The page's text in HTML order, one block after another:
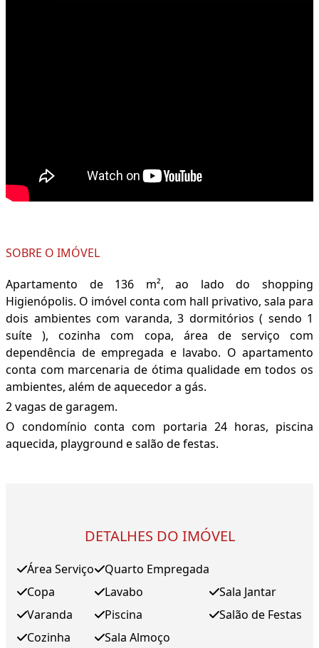
SOBRE O IMÓVEL
Apartamento de 136 m², ao lado do shopping
Higienópolis. O imóvel conta com hall privativo, sala para
dois ambientes com varanda, 3 dormitórios ( sendo 1
suíte ), cozinha com copa, área de serviço com
dependência de empregada e lavabo. O apartamento
conta com marcenaria de ótima qualidade em todos os
ambientes, além de aquecedor a gás.
2 vagas de garagem.
O condomínio conta com portaria 24 horas, piscina
aquecida, playground e salão de festas.
DETALHES DO IMÓVEL
Área Serviço
Copa
Varanda
Cozinha
Quarto Empregada
Lavabo
Piscina
Sala Almoço
Sala Jantar
Salão de Festas